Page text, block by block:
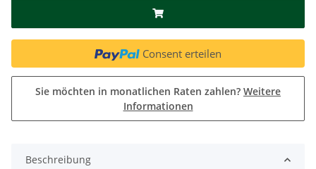
Consent erteilen
Sie möchten in monatlichen Raten zahlen? Weitere
Informationen
Beschreibung